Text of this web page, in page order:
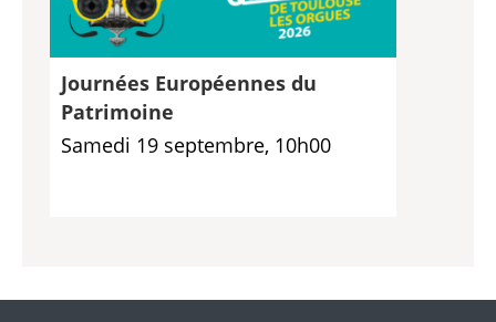
Journées Européennes du
Patrimoine
Samedi 19 septembre, 10h00